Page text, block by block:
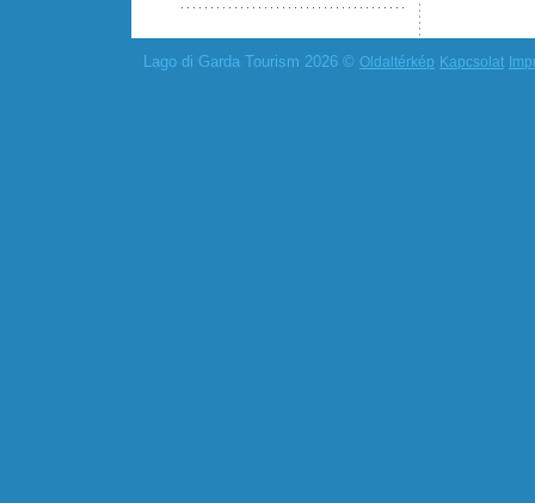
Lago di Garda Tourism 2026 © Oldaltérkép Kapcsolat